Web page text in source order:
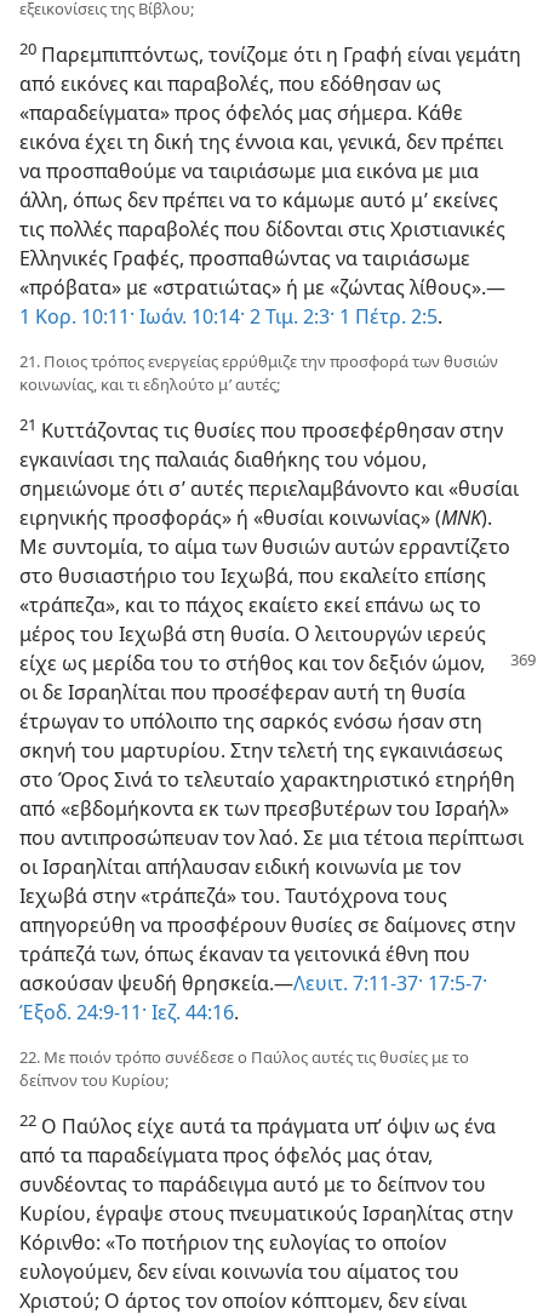
εξεικονίσεις της Βίβλου;
20 Παρεμπιπτόντως, τονίζομε ότι η Γραφή είναι γεμάτη
από εικόνες και παραβολές, που εδόθησαν ως
«παραδείγματα» προς όφελός μας σήμερα. Κάθε
εικόνα έχει τη δική της έννοια και, γενικά, δεν πρέπει
να προσπαθούμε να ταιριάσωμε μια εικόνα με μια
άλλη, όπως δεν πρέπει να το κάμωμε αυτό μ’ εκείνες
τις πολλές παραβολές που δίδονται στις Χριστιανικές
Ελληνικές Γραφές, προσπαθώντας να ταιριάσωμε
«πρόβατα» με «στρατιώτας» ή με «ζώντας λίθους».—
1 Κορ. 10:11· Ιωάν. 10:14· 2 Τιμ. 2:3· 1 Πέτρ. 2:5.
21. Ποιος τρόπος ενεργείας ερρύθμιζε την προσφορά των θυσιών
κοινωνίας, και τι εδηλούτο μ’ αυτές;
21 Κυττάζοντας τις θυσίες που προσεφέρθησαν στην
εγκαινίασι της παλαιάς διαθήκης του νόμου,
σημειώνομε ότι σ’ αυτές περιελαμβάνοντο και «θυσίαι
ειρηνικής προσφοράς» ή «θυσίαι κοινωνίας» (ΜΝΚ).
Με συντομία, το αίμα των θυσιών αυτών ερραντίζετο
στο θυσιαστήριο του Ιεχωβά, που εκαλείτο επίσης
«τράπεζα», και το πάχος εκαίετο εκεί επάνω ως το
μέρος του Ιεχωβά στη θυσία. Ο λειτουργών ιερεύς
είχε ως μερίδα του το στήθος και τον δεξιόν ώμον,
οι δε Ισραηλίται που προσέφεραν αυτή τη θυσία
έτρωγαν το υπόλοιπο της σαρκός ενόσω ήσαν στη
σκηνή του μαρτυρίου. Στην τελετή της εγκαινιάσεως
στο Όρος Σινά το τελευταίο χαρακτηριστικό ετηρήθη
από «εβδομήκοντα εκ των πρεσβυτέρων του Ισραήλ»
που αντιπροσώπευαν τον λαό. Σε μια τέτοια περίπτωσι
οι Ισραηλίται απήλαυσαν ειδική κοινωνία με τον
Ιεχωβά στην «τράπεζά» του. Ταυτόχρονα τους
απηγορεύθη να προσφέρουν θυσίες σε δαίμονες στην
τράπεζά των, όπως έκαναν τα γειτονικά έθνη που
ασκούσαν ψευδή θρησκεία.—Λευιτ. 7:11-37· 17:5-7·
Έξοδ. 24:9-11· Ιεζ. 44:16.
22. Με ποιόν τρόπο συνέδεσε ο Παύλος αυτές τις θυσίες με το
δείπνον του Κυρίου;
22 Ο Παύλος είχε αυτά τα πράγματα υπ’ όψιν ως ένα
από τα παραδείγματα προς όφελός μας όταν,
συνδέοντας το παράδειγμα αυτό με το δείπνον του
Κυρίου, έγραψε στους πνευματικούς Ισραηλίτας στην
Κόρινθο: «Το ποτήριον της ευλογίας το οποίον
ευλογούμεν, δεν είναι κοινωνία του αίματος του
Χριστού; Ο άρτος τον οποίον κόπτομεν, δεν είναι